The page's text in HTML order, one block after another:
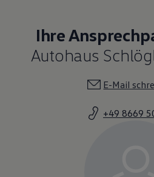
Ihre
Autohaus
E-Mail
+49 8669